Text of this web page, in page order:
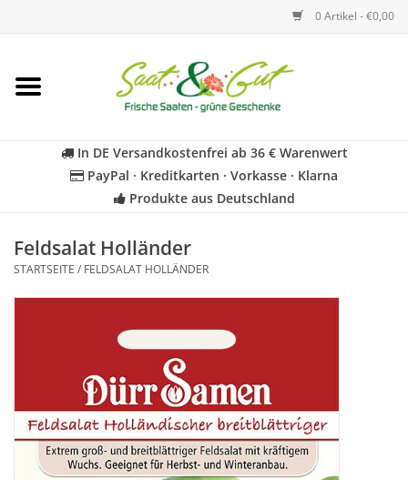
0 Artikel - €0,00
Startseite
Kräuter
Geschenkideen
Katalog
In DE Versandkostenfrei ab 36 € Warenwert
PayPal · Kreditkarten · Vorkasse · Klarna
Produkte aus Deutschland
Feldsalat Holländer
STARTSEITE / FELDSALAT HOLLÄNDER